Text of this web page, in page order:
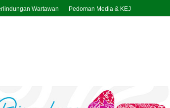
Wartawan Pedoman Media & KEJ